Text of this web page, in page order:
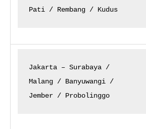
Pati / Rembang / Kudus
Jakarta – Surabaya /
Malang / Banyuwangi /
Jember / Probolinggo